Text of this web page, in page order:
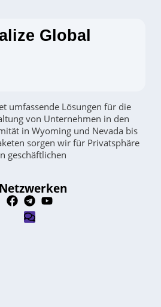
Global
umfassende Lösungen für die
von Unternehmen in den
in Wyoming und Nevada bis
sorgen wir für Privatsphäre
geschäftlichen